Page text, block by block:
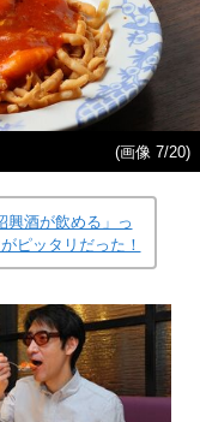
(画像 7/20)
興酒が飲める」っ
ピッタリだった！